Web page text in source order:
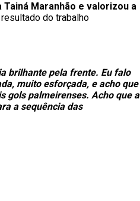
Maranhão e valorizou a
do trabalho
brilhante pela frente. Eu falo
muito esforçada, e acho que
gols palmeirenses. Acho que a
a sequência das